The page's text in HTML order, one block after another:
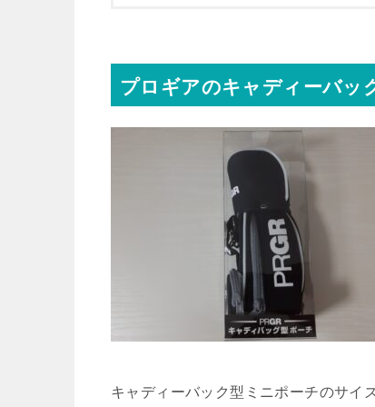
プロギアのキャディーバッ
キャディーバック型ミニポーチのサイ